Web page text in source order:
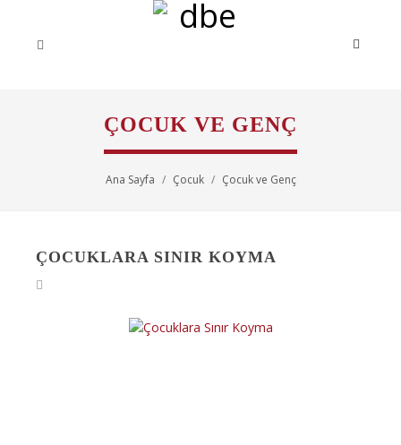
ÇOCUK VE GENÇ
Ana Sayfa Çocuk Çocuk ve Genç
ÇOCUKLARA SINIR KOYMA